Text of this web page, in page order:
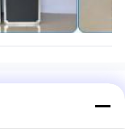
di Yag del